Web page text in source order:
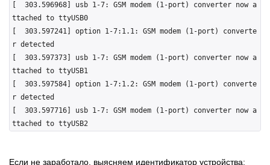
[  303.596968] usb 1-7: GSM modem (1-port) converter now a
ttached to ttyUSB0
[  303.597241] option 1-7:1.1: GSM modem (1-port) converte
r detected
[  303.597373] usb 1-7: GSM modem (1-port) converter now a
ttached to ttyUSB1
[  303.597584] option 1-7:1.2: GSM modem (1-port) converte
r detected
[  303.597716] usb 1-7: GSM modem (1-port) converter now a
Если не заработало, выясняем идентификатор устройства: